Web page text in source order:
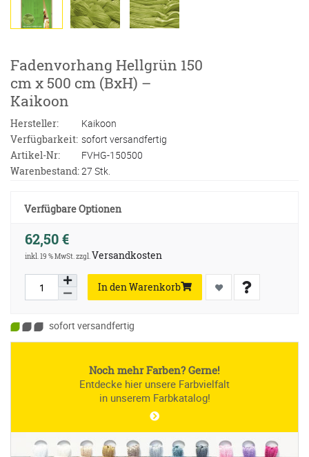
Fadenvorhang Hellgrün 150
cm x 500 cm (BxH) –
Kaikoon
Hersteller:
Kaikoon
Verfügbarkeit: sofort versandfertig
Artikel-Nr:
FVHG-150500
Warenbestand:27 Stk.
Verfügbare Optionen
62,50 €
inkl. 19 % MwSt. zzgl.Versandkosten
In den Warenkorb
sofort versandfertig
Noch mehr Farben? Gerne!
Entdecke hier unsere Farbvielfalt
in unserem Farbkatalog!